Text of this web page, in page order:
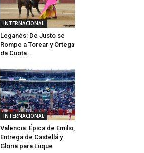
INTERNACIONAL
Leganés: De Justo se
Rompe a Torear y Ortega
da Cuota...
INTERNACIONAL
Valencia: Épica de Emilio,
Entrega de Castellá y
Gloria para Luque